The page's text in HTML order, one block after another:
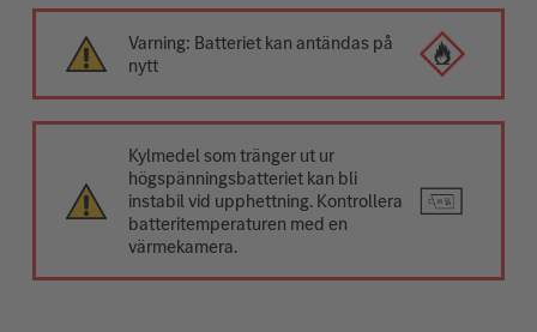
Varning: Batteriet kan antändas på
nytt
Kylmedel som tränger ut ur
högspänningsbatteriet kan bli
instabil vid upphettning. Kontrollera
batteritemperaturen med en
värmekamera.